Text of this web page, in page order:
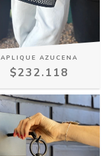
APLIQUE AZUCENA
$232.118